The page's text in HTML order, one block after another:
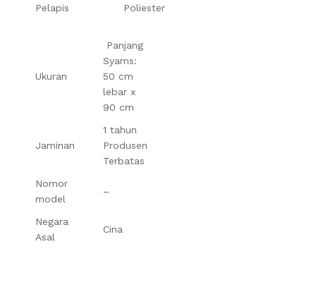
Pelapis
Poliester
Ukuran
Panjang
Syams:
50 cm
lebar x
90 cm
Jaminan
1 tahun
Produsen
Terbatas
Nomor
model
–
Negara
Asal
Cina